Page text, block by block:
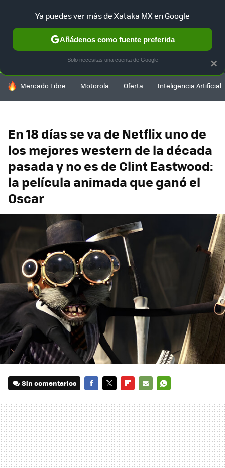
SELECCIÓN GAMING HOME AUTO TERRITORIO
HOY SE HABLA DE
Mercado Libre Motorola Oferta Inteligencia Artificial
En 18 días se va de Netflix uno de
los mejores western de la década
pasada y no es de Clint Eastwood:
la película animada que ganó el
Oscar
Sin comentarios
MAIL
×
Ya puedes ver más de Xataka MX en Google
Añádenos como fuente preferida
Solo necesitas una cuenta de Google